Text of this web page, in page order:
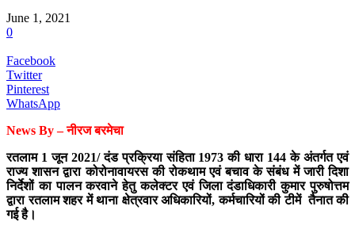
June 1, 2021
0
Facebook
Twitter
Pinterest
WhatsApp
News By – नीरज बरमेचा
रतलाम 1 जून 2021/ दंड प्रक्रिया संहिता 1973 की धारा 144 के अंतर्गत एवं
राज्य शासन द्वारा कोरोनावायरस की रोकथाम एवं बचाव के संबंध में जारी दिशा
निर्देशों का पालन करवाने हेतु कलेक्टर एवं जिला दंडाधिकारी कुमार पुरुषोत्तम
द्वारा रतलाम शहर में थाना क्षेत्रवार अधिकारियों, कर्मचारियों की टीमें तैनात की
गई है।